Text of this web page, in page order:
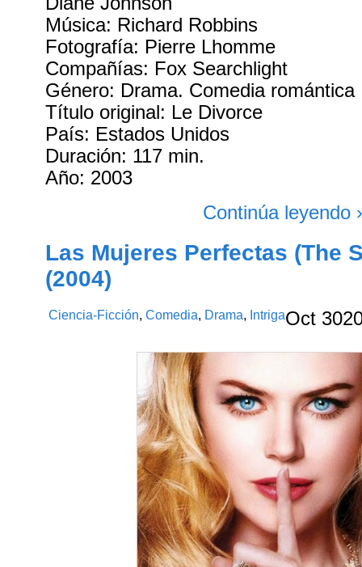
Música: Richard Robbins
Fotografía: Pierre Lhomme
Compañías: Fox Searchlight
Género: Drama. Comedia romántica
Título original: Le Divorce
País: Estados Unidos
Duración: 117 min.
Año: 2003
Continúa leyendo
Las Mujeres Perfectas (The
(2004)
Ciencia-Ficción,Comedia, Drama, IntrigaOct 30